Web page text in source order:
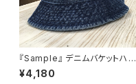
『Sample』 デニムバケットハッ
ト インディゴ
¥4,180